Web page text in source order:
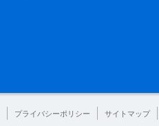
プライバシーポリシー サイトマップ